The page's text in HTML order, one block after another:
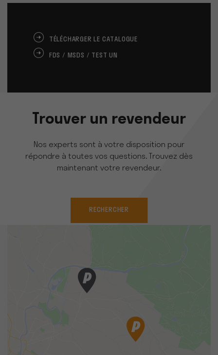
TÉLÉCHARGER LE CATALOGUE
FDS / MSDS / TEST UN
Trouver un revendeur
Nos experts sont à votre disposition pour
répondre à toutes vos questions. Trouvez dès
maintenant votre revendeur.
RECHERCHER